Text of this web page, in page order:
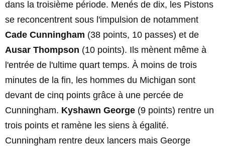
dans la troisième période. Menés de dix, les Pistons
se reconcentrent sous l'impulsion de notamment
Cade Cunningham (38 points, 10 passes) et de
Ausar Thompson (10 points). Ils mènent même à
l'entrée de l'ultime quart temps. À moins de trois
minutes de la fin, les hommes du Michigan sont
devant de cinq points grâce à une percée de
Cunningham. Kyshawn George (9 points) rentre un
trois points et ramène les siens à égalité.
Cunningham rentre deux lancers mais George